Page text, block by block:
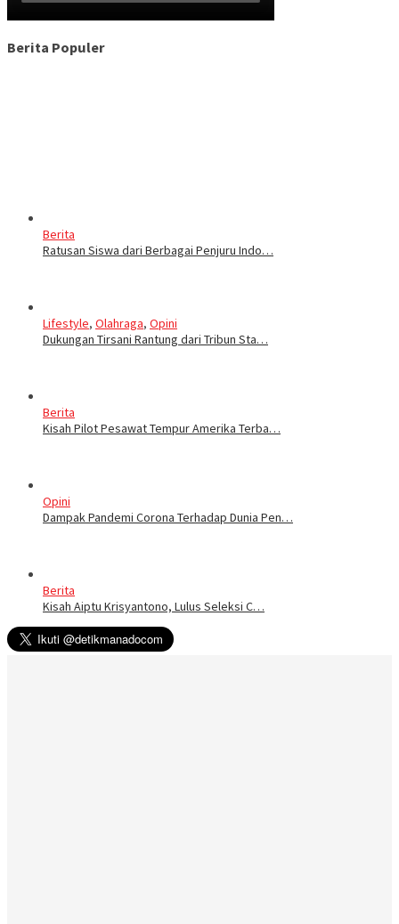
Berita Populer
Berita
Ratusan Siswa dari Berbagai Penjuru Indo…
Lifestyle, Olahraga, Opini
Dukungan Tirsani Rantung dari Tribun Sta…
Berita
Kisah Pilot Pesawat Tempur Amerika Terba…
Opini
Dampak Pandemi Corona Terhadap Dunia Pen…
Berita
Kisah Aiptu Krisyantono, Lulus Seleksi C…